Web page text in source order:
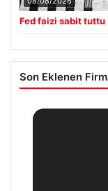
Fed faizi sabit tuttu
Son Eklenen